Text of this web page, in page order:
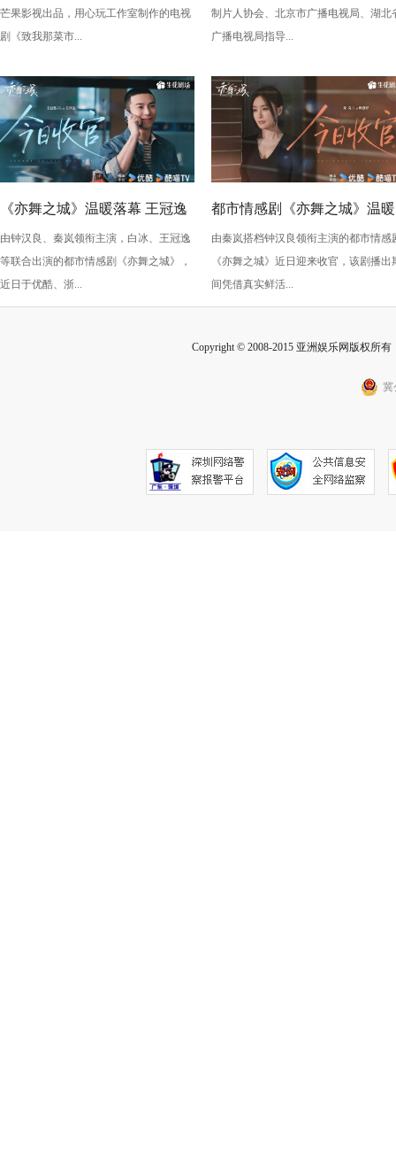
芒果影视出品，用心玩工作室制作的电视
剧《致我那菜市...
周年
制片人协会、北京市广播电视局、湖北
广播电视局指导...
《亦舞之城》温暖落幕 王冠逸
诠释出成年人的克制与深情
由钟汉良、秦岚领衔主演，白冰、王冠逸
等联合出演的都市情感剧《亦舞之城》，
近日于优酷、浙...
都市情感剧《亦舞之城》温暖
收官 秦岚以克制感演技打动
众
由秦岚搭档钟汉良领衔主演的都市情感
《亦舞之城》近日迎来收官，该剧播出
间凭借真实鲜活...
Copyright © 2008-2015 亚洲娱乐网版权所
冀